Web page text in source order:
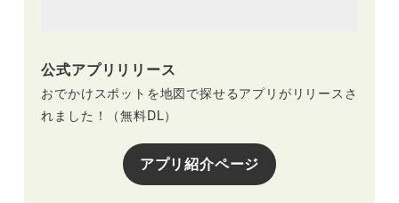
公式アプリリリース
おでかけスポットを地図で探せるアプリがリリースさ
れました！（無料DL）
アプリ紹介ページ